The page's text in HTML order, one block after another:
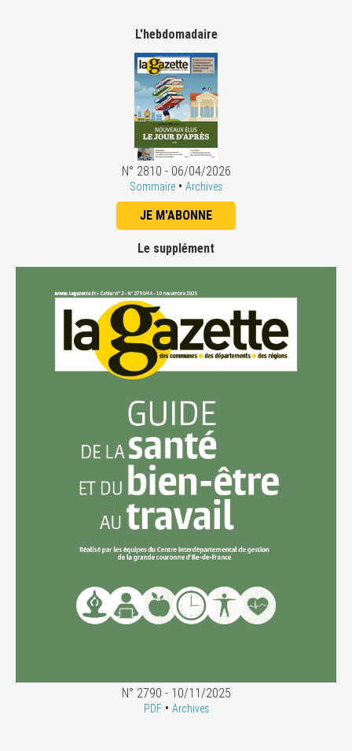
L'hebdomadaire
N° 2810 - 06/04/2026
Sommaire • Archives
JE M'ABONNE
Le supplément
N° 2790 - 10/11/2025
PDF• Archives